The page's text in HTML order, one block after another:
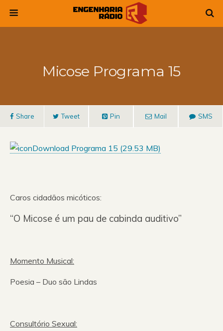
Micose Programa 15
Share Tweet Pin Mail SMS
Download Programa 15 (29.53 MB)
Caros cidadãos micóticos:
“O Micose é um pau de cabinda auditivo”
Momento Musical:
Poesia – Duo são Lindas
Consultório Sexual: